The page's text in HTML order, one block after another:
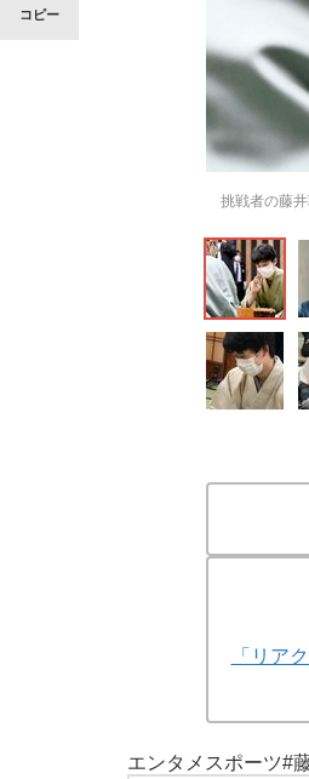
コピー
挑戦者の藤
「リア
エンタメ スポーツ#